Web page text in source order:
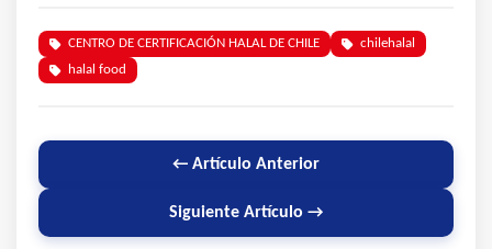
CENTRO DE CERTIFICACIÓN HALAL DE CHILE
chilehalal
halal food
← Artículo Anterior
Siguiente Artículo →